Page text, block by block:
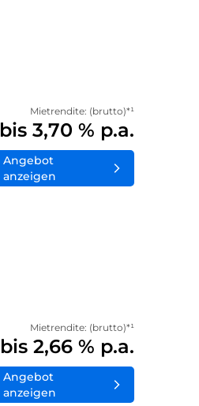
Mietrendite: (brutto)*¹
bis 3,70 % p.a.
Angebot
anzeigen
Mietrendite: (brutto)*¹
bis 2,66 % p.a.
Angebot
anzeigen